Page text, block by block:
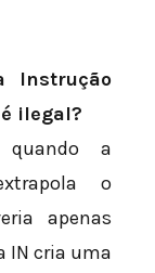
Instrução
ilegal?
a
o
apenas
IN cria uma